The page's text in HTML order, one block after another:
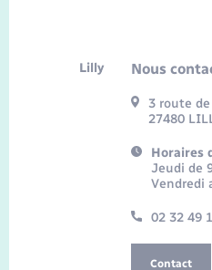
Lilly Nous
3 route
27480
Horaires
Jeudi de
Vendredi
02 32 49
Contact